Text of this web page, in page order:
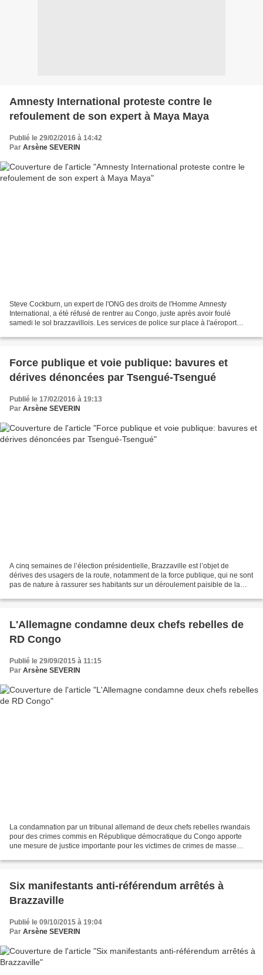
Amnesty International proteste contre le
refoulement de son expert à Maya Maya
Publié le 29/02/2016 à 14:42
Par Arsène SEVERIN
Steve Cockburn, un expert de l'ONG des droits de l'Homme Amnesty
International, a été réfusé de rentrer au Congo, juste après avoir foulé
samedi le sol brazzavillois. Les services de police sur place à l'aéroport
Force publique et voie publique: bavures et
dérives dénoncées par Tsengué-Tsengué
Publié le 17/02/2016 à 19:13
Par Arsène SEVERIN
A cinq semaines de l’élection présidentielle, Brazzaville est l’objet de
dérives des usagers de la route, notamment de la force publique, qui ne sont
pas de nature à rassurer ses habitants sur un déroulement paisible de la
L'Allemagne condamne deux chefs rebelles de
RD Congo
Publié le 29/09/2015 à 11:15
Par Arsène SEVERIN
La condamnation par un tribunal allemand de deux chefs rebelles rwandais
pour des crimes commis en République démocratique du Congo apporte
une mesure de justice importante pour les victimes de crimes de masse
Six manifestants anti-référendum arrêtés à
Brazzaville
Publié le 09/10/2015 à 19:04
Par Arsène SEVERIN